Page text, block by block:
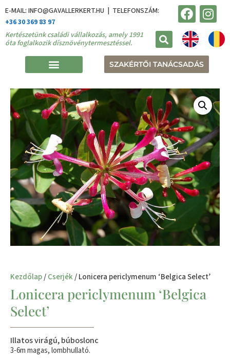
E-MAIL: INFO@GAVALLERKERT.HU | TELEFONSZÁM:
+36 30 369 83 97
Kertészetünk családi vállalkozás, amely 1991
óta foglalkozik dísznövénytermesztéssel.
SZAKÉRTŐI TANÁCSADÁS
Kezdőlap/Cserjék/ Lonicera periclymenum ‘Belgica Select’
Lonicera periclymenum ‘Belgica
Select’
Illatos virágú, búboslonc
3-6m magas, lombhullató.